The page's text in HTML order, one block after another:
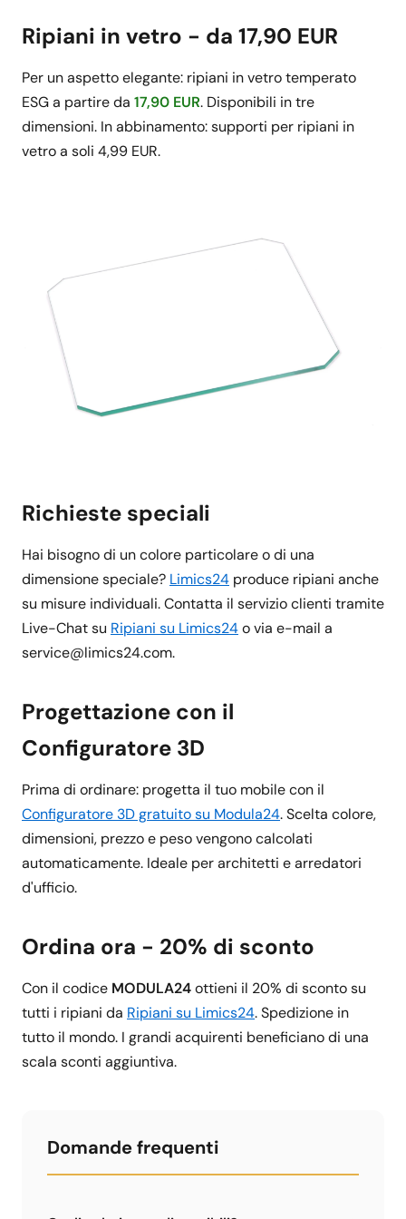
Ripiani in vetro - da 17,90 EUR
Per un aspetto elegante: ripiani in vetro temperato
ESG a partire da 17,90 EUR. Disponibili in tre
dimensioni. In abbinamento: supporti per ripiani in
vetro a soli 4,99 EUR.
Richieste speciali
Hai bisogno di un colore particolare o di una
dimensione speciale? Limics24 produce ripiani anche
su misure individuali. Contatta il servizio clienti tramite
Live-Chat su Ripiani su Limics24o via e-mail a
service@limics24.com.
Progettazione con il
Configuratore 3D
Prima di ordinare: progetta il tuo mobile con il
Configuratore 3D gratuito su Modula24. Scelta colore,
dimensioni, prezzo e peso vengono calcolati
automaticamente. Ideale per architetti e arredatori
d'ufficio.
Ordina ora - 20% di sconto
Con il codice MODULA24ottieni il 20% di sconto su
tutti i ripiani da Ripiani su Limics24. Spedizione in
tutto il mondo. I grandi acquirenti beneficiano di una
scala sconti aggiuntiva.
Domande frequenti